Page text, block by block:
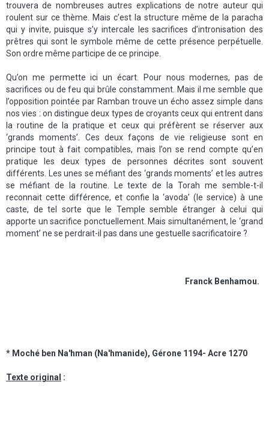
trouvera de nombreuses autres explications de notre auteur qui
roulent sur ce thème. Mais c’est la structure même de la paracha
qui y invite, puisque s’y intercale les sacrifices d’intronisation des
prêtres qui sont le symbole même de cette présence perpétuelle.
Son ordre même participe de ce principe.
Qu’on me permette ici un écart. Pour nous modernes, pas de
sacrifices ou de feu qui brûle constamment. Mais il me semble que
l’opposition pointée par Ramban trouve un écho assez simple dans
nos vies : on distingue deux types de croyants ceux qui entrent dans
la routine de la pratique et ceux qui préfèrent se réserver aux
‘grands moments’. Ces deux façons de vie religieuse sont en
principe tout à fait compatibles, mais l’on se rend compte qu’en
pratique les deux types de personnes décrites sont souvent
différents. Les unes se méfiant des ‘grands moments’ et les autres
se méfiant de la routine. Le texte de la Torah me semble-t-il
reconnait cette différence, et confie la ‘avoda’ (le service) à une
caste, de tel sorte que le Temple semble étranger à celui qui
apporte un sacrifice ponctuellement. Mais simultanément, le ‘grand
moment’ ne se perdrait-il pas dans une gestuelle sacrificatoire ?
Franck Benhamou.
* Moché ben Na'hman (Na'hmanide), Gérone 1194- Acre 1270
Texte original :